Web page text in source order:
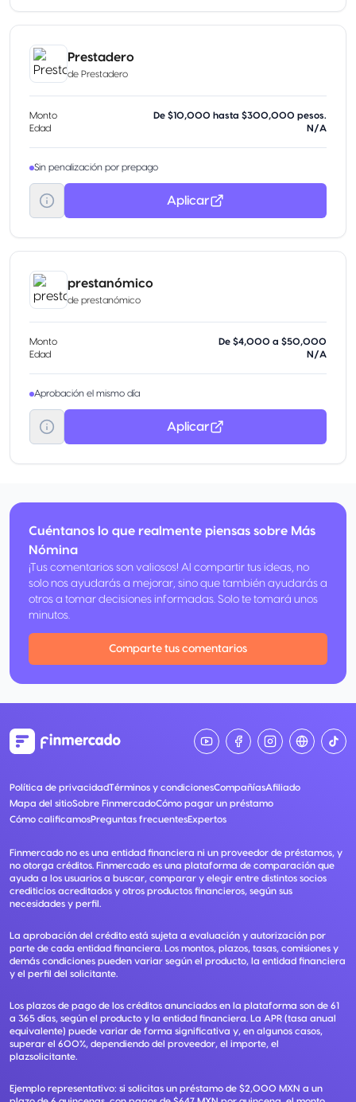
Prestadero
de Prestadero
Monto
De $10,000 hasta $300,000 pesos.
Edad
N/A
Sin penalización por prepago
Aplicar
prestanómico
de prestanómico
Monto
De $4,000 a $50,000
Edad
N/A
Aprobación el mismo día
Aplicar
Cuéntanos lo que realmente piensas sobre Más
Nómina
¡Tus comentarios son valiosos! Al compartir tus ideas, no
solo nos ayudarás a mejorar, sino que también ayudarás a
otros a tomar decisiones informadas. Solo te tomará unos
minutos.
Comparte tus comentarios
Política de privacidadTérminos y condicionesCompañíasAfiliado
Mapa del sitioSobre FinmercadoCómo pagar un préstamo
Cómo calificamosPreguntas frecuentesExpertos
Finmercado no es una entidad financiera ni un proveedor de préstamos, y
no otorga créditos. Finmercado es una plataforma de comparación que
ayuda a los usuarios a buscar, comparar y elegir entre distintos socios
crediticios acreditados y otros productos financieros, según sus
necesidades y perfil.
La aprobación del crédito está sujeta a evaluación y autorización por
parte de cada entidad financiera. Los montos, plazos, tasas, comisiones y
demás condiciones pueden variar según el producto, la entidad financiera
y el perfil del solicitante.
Los plazos de pago de los créditos anunciados en la plataforma son de 61
a 365 días, según el producto y la entidad financiera. La APR (tasa anual
equivalente) puede variar de forma significativa y, en algunos casos,
superar el 600%, dependiendo del proveedor, el importe, el
plazsolicitante.
Ejemplo representativo: si solicitas un préstamo de $2,000 MXN a un